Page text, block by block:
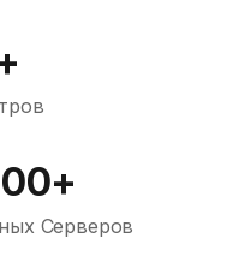
Серверов